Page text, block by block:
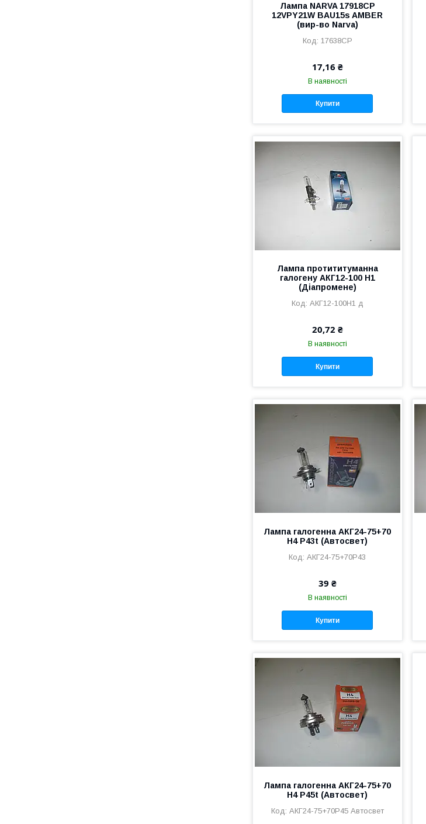
Лампа NARVA 17918CP
12VPY21W BAU15s AMBER
(вир-во Narva)
17638CP
17,16 ₴
В наявності
Купити
Лампа протититуманна
галогену АКГ12-100 Н1
(Діапромене)
АКГ12-100Н1 д
20,72 ₴
В наявності
Купити
Лампа галогенна АКГ24-75+70
Н4 Р43t (Автосвет)
АКГ24-75+70Р43
39 ₴
В наявності
Купити
Лампа галогенна АКГ24-75+70
Н4 Р45t (Автосвет)
АКГ24-75+70Р45 Автосвет